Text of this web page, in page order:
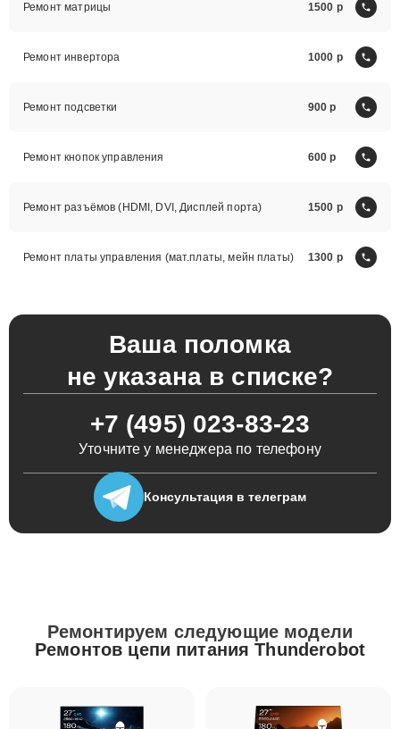
Ремонт матрицы 1500
Ремонт инвертора 1000
Ремонт подсветки 900
Ремонт кнопок управления 600
Ремонт разъёмов (HDMI, DVI, Дисплей порта) 1500
Ремонт платы управления (мат.платы, мейн платы) 1300
Ваша поломка
не указана в списке?
+7 (495) 023-83-23
Уточните у менеджера по телефону
Консультация в телеграм
Ремонтируем следующие модели
Ремонтов цепи питания Thunderobot